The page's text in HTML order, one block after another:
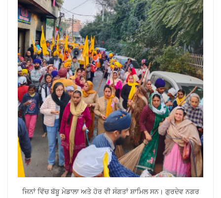
ਜਿਨਾਂ ਵਿੱਚ ਬੱਬੂ ਮੇਡਾਲਾ ਅਤੇ ਹੋਰ ਵੀ ਸੰਗਤਾਂ ਸ਼ਾਮਿਲ ਸਨ। ਗੁਰਦੇਵ ਨਗਰ